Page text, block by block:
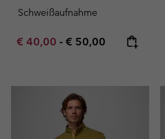
Schweißaufnahme
Minimum sale price:
€ 40,00 - Maximum price:
€ 50,00